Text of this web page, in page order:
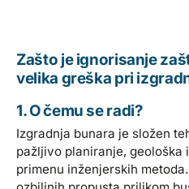
Zašto je ignorisanje
velika greška pri
1. O čemu se radi?
Izgradnja bunara je složen
pažljivo planiranje, geološka
primenu inženjerskih